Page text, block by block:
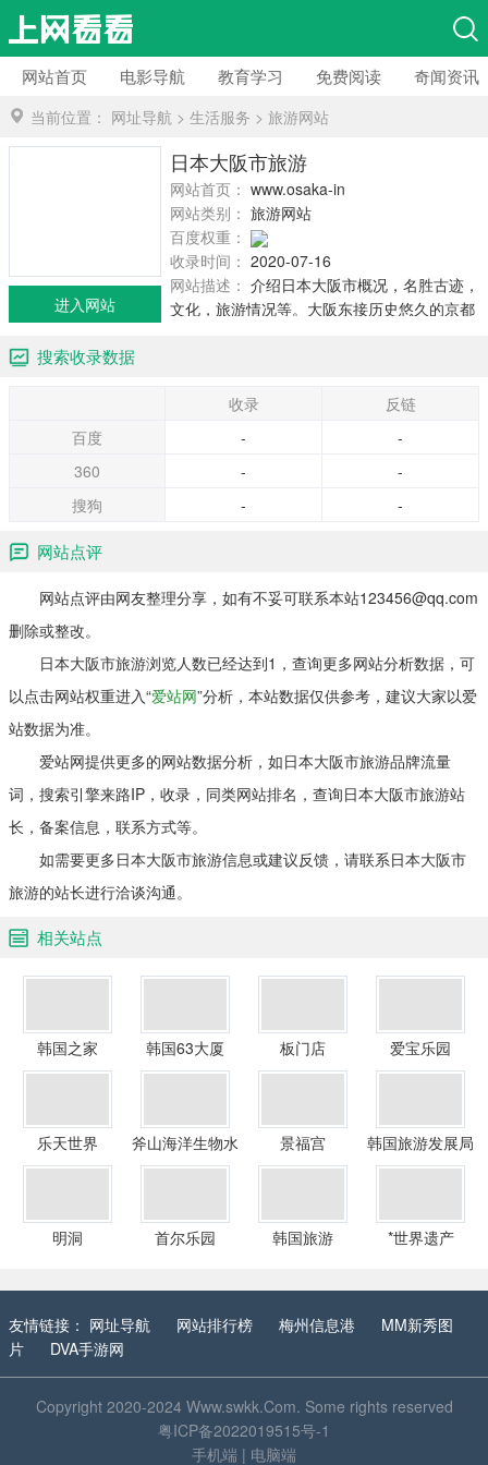
网站首页 电影导航 教育学习 免费阅读 奇闻资讯
当前位置： 网址导航 > 生活服务 > 旅游网站
日本大阪市旅游
网站首页： www.osaka-info.jp
网站类别： 旅游网站
百度权重：
收录时间： 2020-07-16
网站描述： 介绍日本大阪市概况，名胜古迹，
文化，旅游情况等。大阪东接历史悠久的京都
艺术、娱乐文化及饮食文化。大阪港已成为
进入网站
搜索收录数据
收录
反链
百度
-
-
360
-
-
搜狗
- -
网站点评
网站点评由网友整理分享，如有不妥可联系本站123456@qq.com
删除或整改。
日本大阪市旅游浏览人数已经达到1，查询更多网站分析数据，可
以点击网站权重进入“爱站网”分析，本站数据仅供参考，建议大家以爱
站数据为准。
爱站网提供更多的网站数据分析，如日本大阪市旅游品牌流量
词，搜索引擎来路IP，收录，同类网站排名，查询日本大阪市旅游站
长，备案信息，联系方式等。
如需要更多日本大阪市旅游信息或建议反馈，请联系日本大阪市
旅游的站长进行洽谈沟通。
相关站点
韩国之家 韩国63大厦 板门店 爱宝乐园
乐天世界
斧山海洋生物水
族馆
景福宫 韩国旅游发展局
明洞 首尔乐园 韩国旅游 *世界遗产
友情链接： 网址导航 网站排行榜 梅州信息港
MM新秀图
片
DVA手游网
Copyright 2020-2024 Www.swkk.Com. Some rights reserved
粤ICP备2022019515号-1
手机端 | 电脑端